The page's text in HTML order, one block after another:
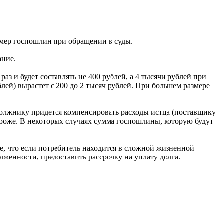
госпошлин при обращении в суды.
и будет составлять не 400 рублей, а 4 тысячи рублей при
вырастет с 200 до 2 тысяч рублей. При большем размере
придется компенсировать расходы истца (поставщику
В некоторых случаях сумма госпошлины, которую будут
что если потребитель находится в сложной жизненной
предоставить рассрочку на уплату долга.